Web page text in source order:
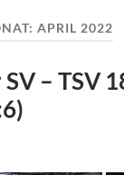
APRIL 2022
– TSV